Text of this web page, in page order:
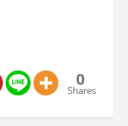
0
Shares